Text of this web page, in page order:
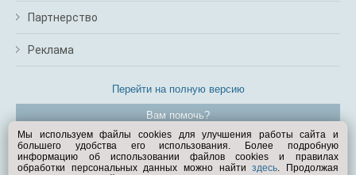
Партнерство
Реклама
Перейти на полную версию
Вам помочь?
© Exist.ru 1998—2026
Мы используем файлы cookies для улучшения работы сайта и
большего удобства его использования. Более подробную
информацию об использовании файлов cookies и правилах
обработки персональных данных можно найтиздесь. Продолжая